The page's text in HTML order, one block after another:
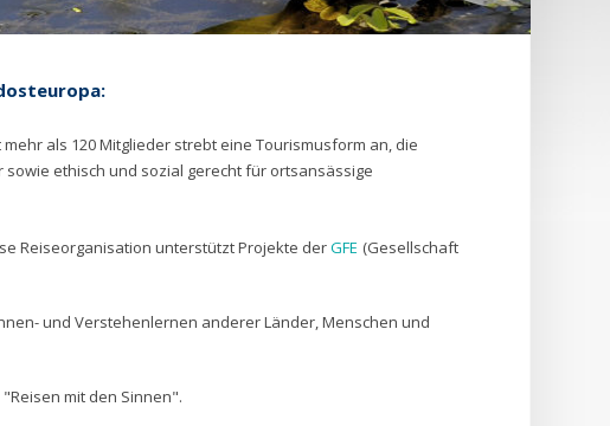
als 120 Mitglieder strebt eine Tourismusform an, die
ethisch und sozial gerecht für ortsansässige
Reiseorganisation unterstützt Projekte derGFE (Gesellschaft
und Verstehenlernen anderer Länder, Menschen und
mit den Sinnen".